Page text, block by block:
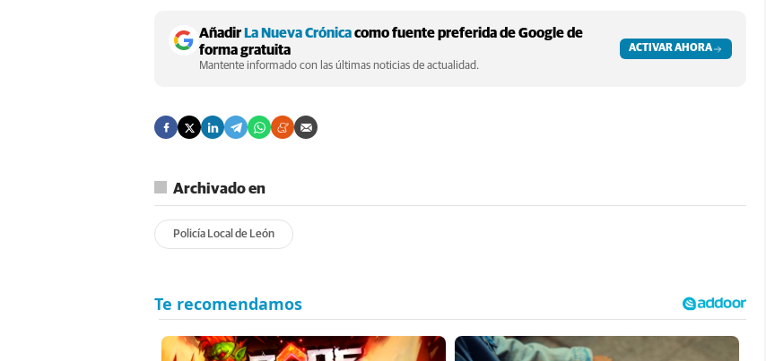
Añadir La Nueva Crónicacomo fuente preferida de Google de
forma gratuita
Mantente informado con las últimas noticias de actualidad.
ACTIVAR AHORA
Archivado en
Policía Local de León